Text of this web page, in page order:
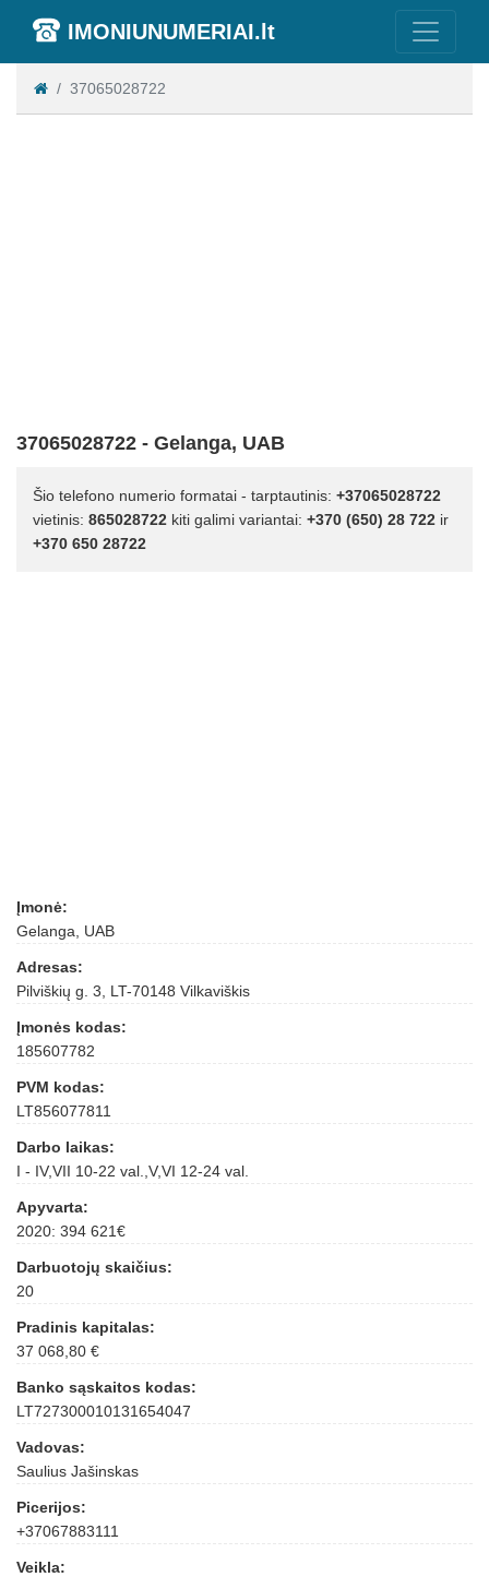
IMONIUNUMERIAI.lt
37065028722
37065028722 - Gelanga, UAB
Šio telefono numerio formatai - tarptautinis: +37065028722
vietinis: 865028722 kiti galimi variantai: +370 (650) 28 722 ir
+370 650 28722
Įmonė:
Gelanga, UAB
Adresas:
Pilviškių g. 3, LT-70148 Vilkaviškis
Įmonės kodas:
185607782
PVM kodas:
LT856077811
Darbo laikas:
I - IV,VII 10-22 val.,V,VI 12-24 val.
Apyvarta:
2020: 394 621€
Darbuotojų skaičius:
20
Pradinis kapitalas:
37 068,80 €
Banko sąskaitos kodas:
LT727300010131654047
Vadovas:
Saulius Jašinskas
Picerijos:
+37067883111
Veikla: